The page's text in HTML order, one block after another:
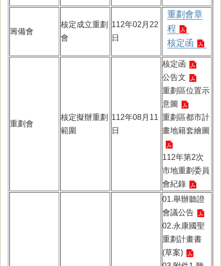
籌備會
核定成立重劃
會
112年02月22
日
重劃會章
程
核定函
重劃會
核定擬辦重劃
範圍
112年08月11
日
核定函
公告文
重劃區位置示
意圖
重劃區都市計
畫地籍套繪圖
112年第2次
市地重劃委員
會紀錄
01.舉辦聽證
會議公告
02.永康國聖
重劃計畫書
(草案)